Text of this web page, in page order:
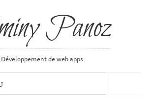
Panoz
Développement de web apps